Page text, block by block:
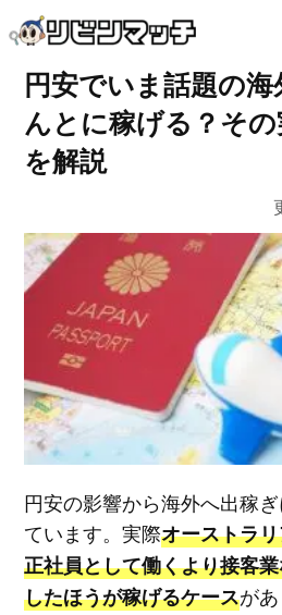
円安でいま話題の
んとに稼げる？そ
を解説
円安の影響から海外へ出稼
ています。実際オーストラ
正社員として働くより接客
したほうが稼げるケースがあ